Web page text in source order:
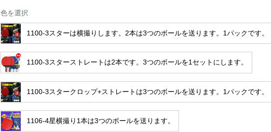
色を選択
1100-3スターは横撮りします。2本は3つのボールを送ります。1パックです。
1100-3スターストレートは2本です。3つのボールを1セットにします。
1100-3スタークロップ+ストレートは3つのボールを送ります。1パックです。
1106-4星横撮り1本は3つのボールを送ります。